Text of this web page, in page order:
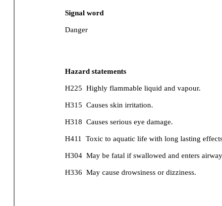
Signal word
Danger
Hazard statements
H225 Highly flammable liquid and vapour.
H315 Causes skin irritation.
H318 Causes serious eye damage.
H411 Toxic to aquatic life with long lasting
H304 May be fatal if swallowed and enters
H336 May cause drowsiness or dizziness.